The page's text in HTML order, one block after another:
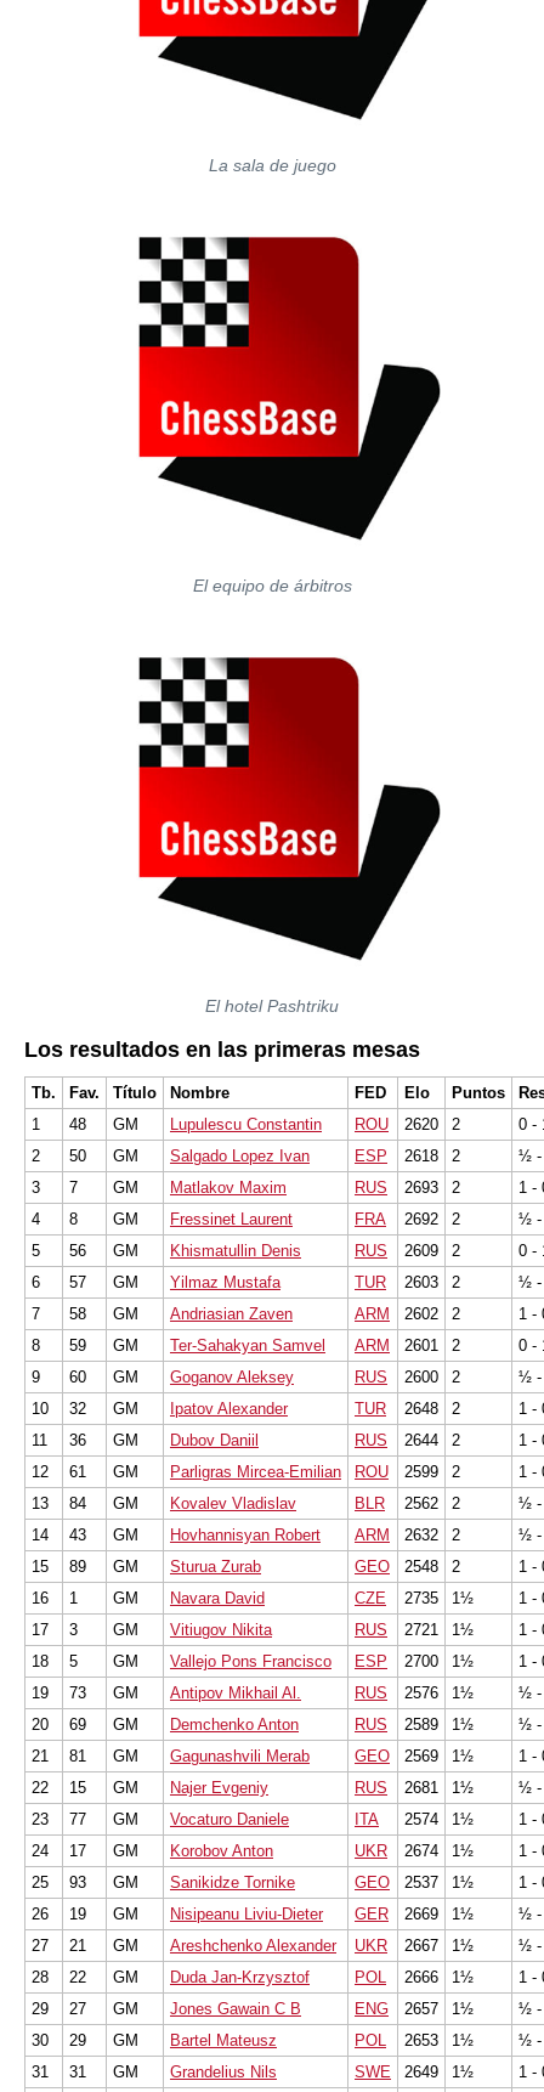
La sala de juego
El equipo de árbitros
El hotel Pashtriku
Los resultados en las primeras mesas
Tb. Fav. Título Nombre FED Elo Puntos
1
48 GM Lupulescu Constantin ROU 2620 2
0 -
2
50 GM Salgado Lopez Ivan ESP 2618 2
½
3
7 GM Matlakov Maxim RUS 2693 2
1 -
4
8 GM Fressinet Laurent FRA 2692 2
½
5
56 GM Khismatullin Denis RUS 2609 2
0 -
6
57 GM Yilmaz Mustafa TUR 2603 2
½
7
58 GM Andriasian Zaven ARM 2602 2
1 -
8
59 GM Ter-Sahakyan Samvel ARM 2601 2
0 -
9
60 GM Goganov Aleksey RUS 2600 2
½
10
32 GM Ipatov Alexander TUR 2648 2
1 -
11
36 GM Dubov Daniil RUS 2644 2
1 -
12
61 GM Parligras Mircea-Emilian ROU 2599 2
1 -
13
84 GM Kovalev Vladislav BLR 2562 2
½
14
43 GM Hovhannisyan Robert ARM 2632 2
½
15
89 GM Sturua Zurab GEO 2548 2
1 -
16
1 GM Navara David CZE 2735 1½
1 -
17
3 GM Vitiugov Nikita RUS 2721 1½
1 -
18
5 GM Vallejo Pons Francisco ESP 2700 1½
1 -
19
73 GM Antipov Mikhail Al. RUS 2576 1½
½
20
69 GM Demchenko Anton RUS 2589 1½
½
21
81 GM Gagunashvili Merab GEO 2569 1½
1 -
22
15 GM Najer Evgeniy RUS 2681 1½
½
23
77 GM Vocaturo Daniele ITA 2574 1½
1 -
24
17 GM Korobov Anton UKR 2674 1½
1 -
25
93 GM Sanikidze Tornike GEO 2537 1½
1 -
26
19 GM Nisipeanu Liviu-Dieter GER 2669 1½
½
27
21 GM Areshchenko Alexander UKR 2667 1½
½
28
22 GM Duda Jan-Krzysztof POL 2666 1½
1 -
29
27 GM Jones Gawain C B ENG 2657 1½
½
30
29 GM Bartel Mateusz POL 2653 1½
½
31
31 GM Grandelius Nils SWE 2649 1½
1 -